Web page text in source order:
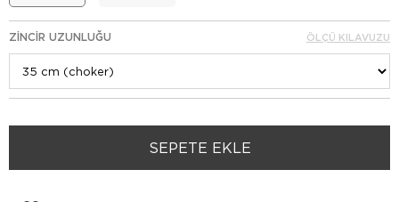
ZINCIR UZUNLUĞU ÖLÇÜ KILAVUZU